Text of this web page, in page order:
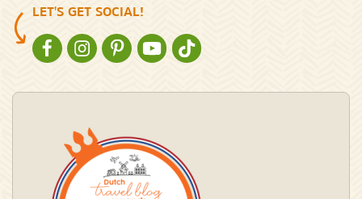
LET'S GET SOCIAL!
NATURESCANNER OP FACEBOOK
NATURESCANNER OP INSTAGRAM
NATURESCANNER OP PINTEREST
NATURESCANNER OP YOUTUBE
NATURESCANNER OP TIKTOK